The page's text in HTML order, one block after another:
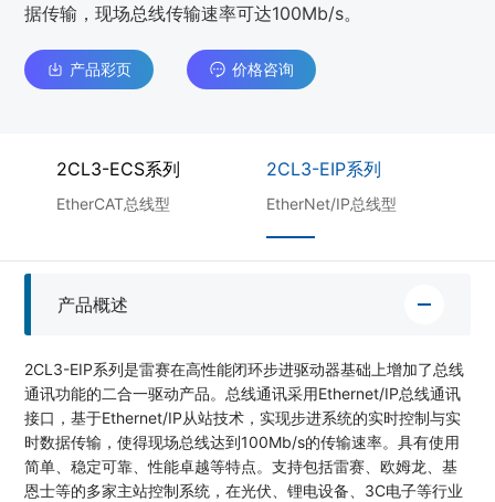
据传输，现场总线传输速率可达100Mb/s。
产品彩页 价格咨询
2CL3-ECS系列
EtherCAT总线型
2CL3-EIP系列
EtherNet/IP总线型
产品概述
2CL3-EIP系列是雷赛在高性能闭环步进驱动器基础上增加了总线
通讯功能的二合一驱动产品。总线通讯采用Ethernet/IP总线通讯
接口，基于Ethernet/IP从站技术，实现步进系统的实时控制与实
时数据传输，使得现场总线达到100Mb/s的传输速率。具有使用
简单、稳定可靠、性能卓越等特点。支持包括雷赛、欧姆龙、基
恩士等的多家主站控制系统，在光伏、锂电设备、3C电子等行业